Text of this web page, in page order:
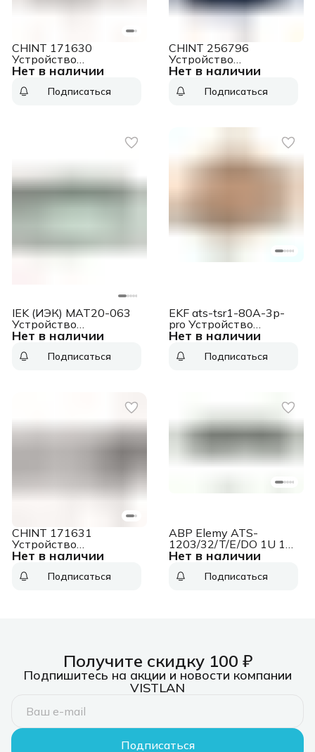
Нет в наличии
CHINT 171630
Устройство
автоматического
63H/4C 32А D32 (R)
Подписаться
Нет в наличии
CHINT 256796
Устройство
автоматического
NXZM-250S/3B (R)
Подписаться
Нет в наличии
IEK (ИЭК) MAT20-063
Устройство
автоматического
63А KARAT АВР-2 LITE
Подписаться
Нет в наличии
EKF ats-tsr1-80A-3p-
pro Устройство
автоматического
ТСP1 80A 3р 230В
Подписаться
Нет в наличии
CHINT 171631
Устройство
автоматического
63H/4C 40А D40 (R)
Подписаться
Нет в наличии
АВР Elemy ATS-
1203/32/T/E/DO 1U 19"
ввод:2xсилов. зажимн.
выход:2xсилов.
Подписаться
Получите скидку 100 ₽
Подпишитесь на акции и новости компании
VISTLAN
Подписаться